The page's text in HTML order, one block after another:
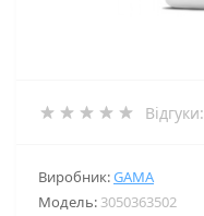
Відгуки:
Виробник:GAMA
Модель: 3050363502